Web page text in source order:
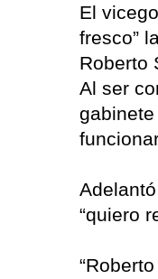
El
fresco”
Roberto
Al ser
“quiero